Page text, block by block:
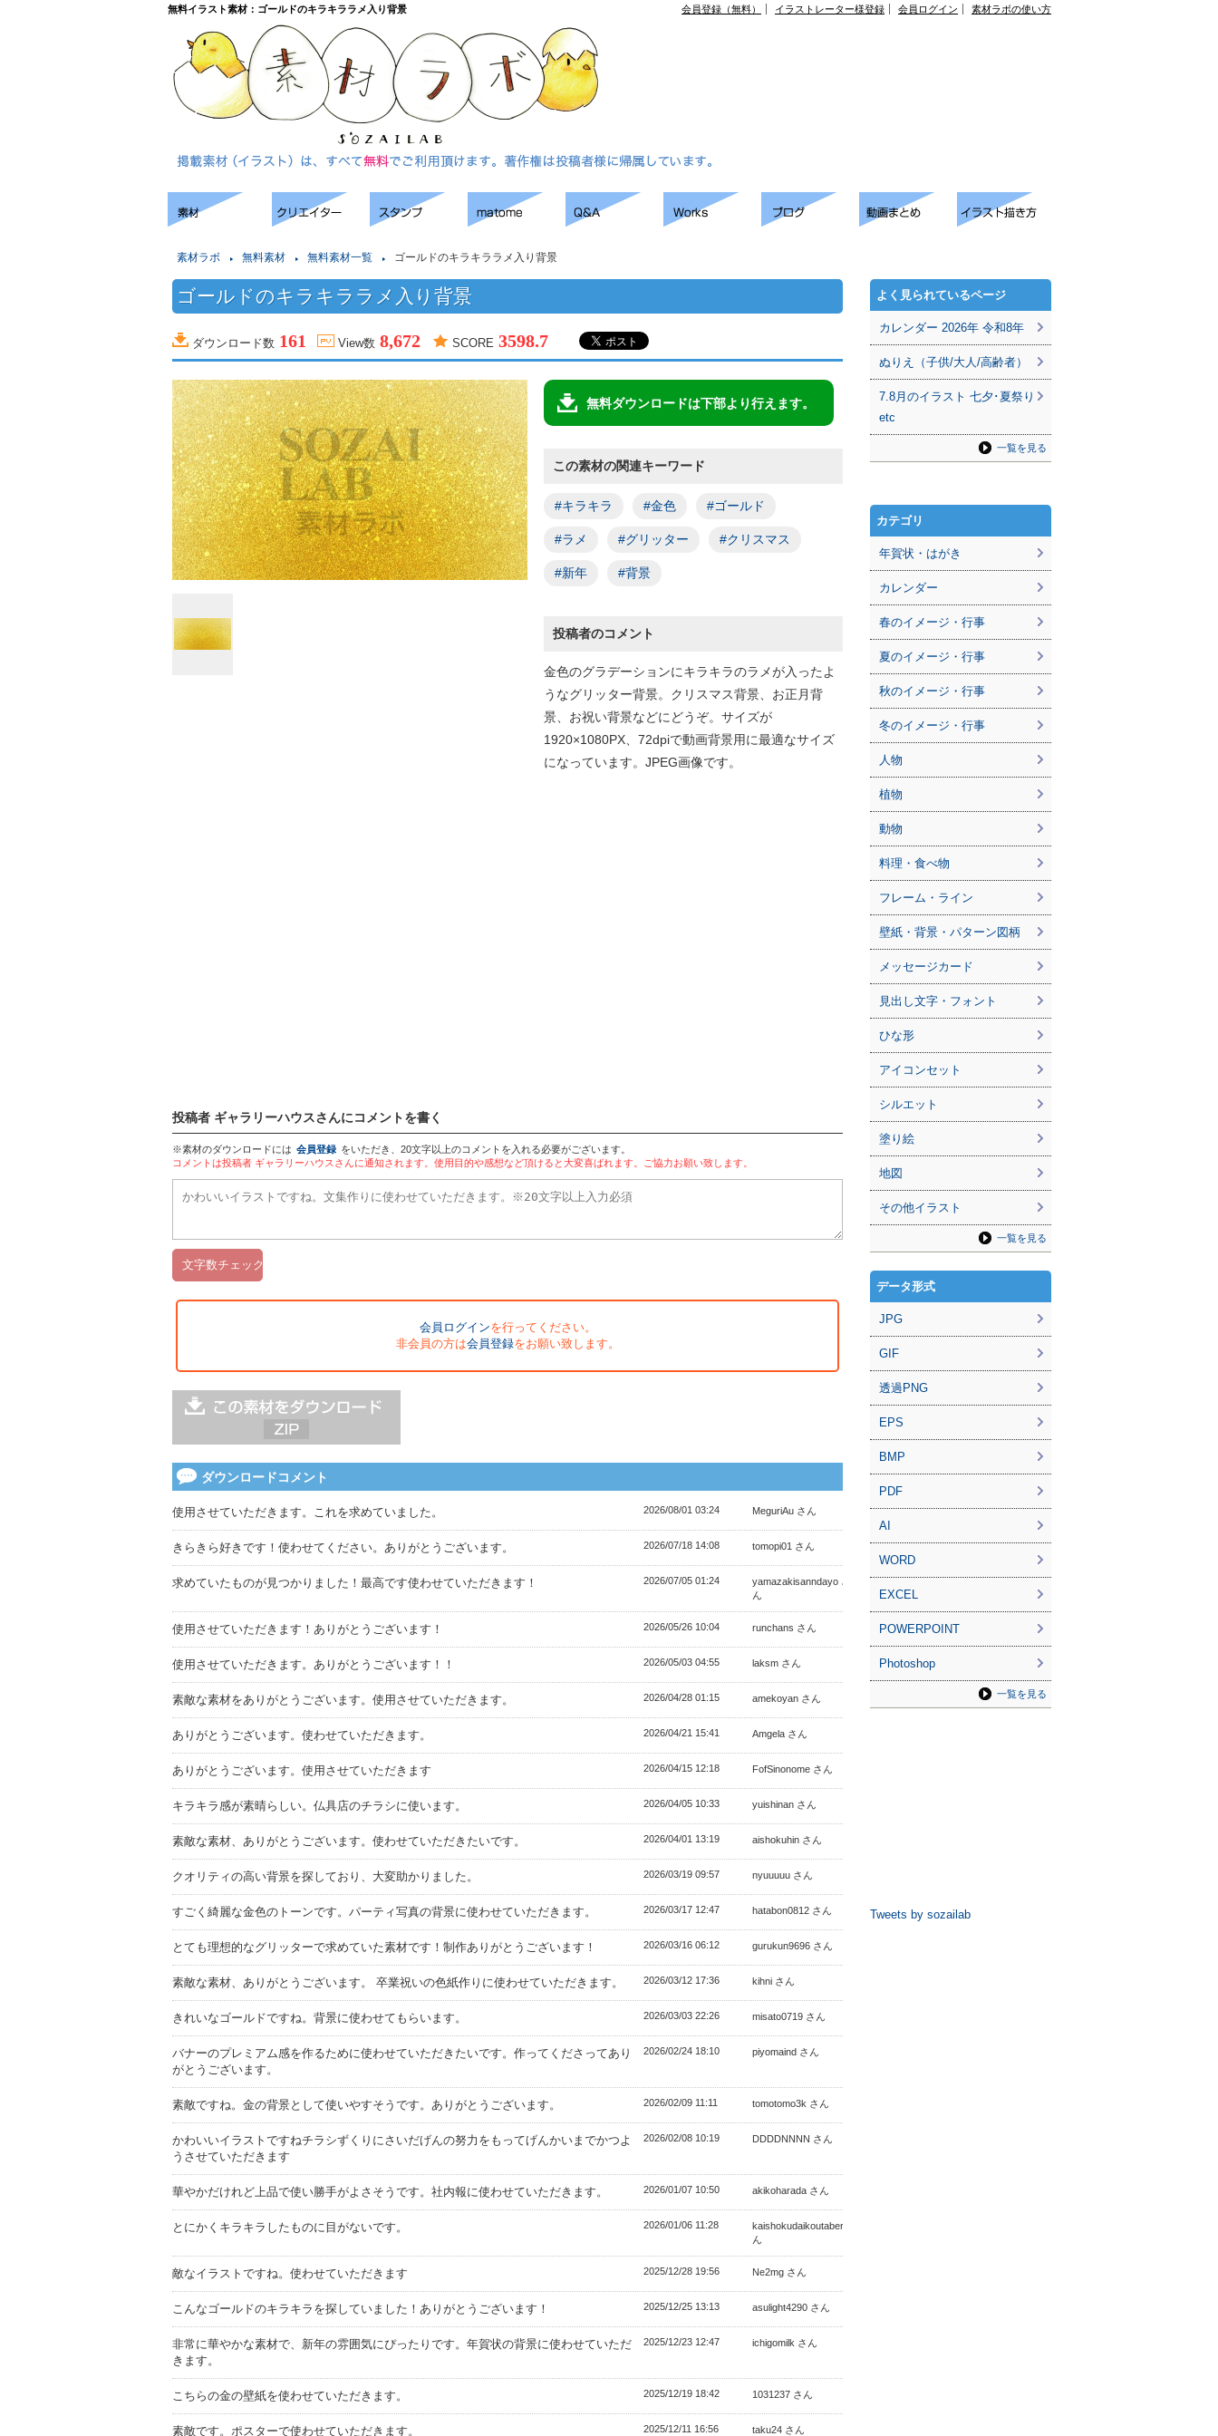
無料イラスト素材：ゴールドのキラキララメ入り背景 会員登録（無料） イラストレーター様登録 会員ログイン 素材ラボの使い方
素材ラボ 無料素材 無料素材一覧 ゴールドのキラキララメ入り背景
ゴールドのキラキララメ入り背景
ダウンロード数 161 View数 8,672 SCORE 3598.7
無料ダウンロードは下部より行えます。
この素材の関連キーワード
#キラキラ #金色 #ゴールド
#ラメ #グリッター #クリスマス
#新年 #背景
投稿者のコメント
金色のグラデーションにキラキラのラメが入ったよ
うなグリッター背景。クリスマス背景、お正月背
景、お祝い背景などにどうぞ。サイズが
1920×1080PX、72dpiで動画背景用に最適なサイズ
になっています。JPEG画像です。
投稿者 ギャラリーハウスさんにコメントを書く
※素材のダウンロードには 会員登録 をいただき、20文字以上のコメントを入れる必要がございます。
コメントは投稿者 ギャラリーハウスさんに通知されます。使用目的や感想など頂けると大変喜ばれます。ご協力お願い致します。
会員ログインを行ってください。
非会員の方は会員登録をお願い致します。
ダウンロードコメント
使用させていただきます。これを求めていました。 2026/08/01 03:24 MeguriAu さん
きらきら好きです！使わせてください。ありがとうございます。 2026/07/18 14:08 tomopi01 さん
求めていたものが見つかりました！最高です使わせていただきます！ 2026/07/05 01:24
yamazakisanndayo さ
ん
使用させていただきます！ありがとうございます！ 2026/05/26 10:04 runchans さん
使用させていただきます。ありがとうございます！！ 2026/05/03 04:55 laksm さん
素敵な素材をありがとうございます。使用させていただきます。 2026/04/28 01:15 amekoyan さん
ありがとうございます。使わせていただきます。 2026/04/21 15:41 Amgela さん
ありがとうございます。使用させていただきます 2026/04/15 12:18 FofSinonome さん
キラキラ感が素晴らしい。仏具店のチラシに使います。 2026/04/05 10:33 yuishinan さん
素敵な素材、ありがとうございます。使わせていただきたいです。 2026/04/01 13:19 aishokuhin さん
クオリティの高い背景を探しており、大変助かりました。 2026/03/19 09:57 nyuuuuu さん
すごく綺麗な金色のトーンです。パーティ写真の背景に使わせていただきます。 2026/03/17 12:47 hatabon0812 さん
とても理想的なグリッターで求めていた素材です！制作ありがとうございます！ 2026/03/16 06:12 gurukun9696 さん
素敵な素材、ありがとうございます。 卒業祝いの色紙作りに使わせていただきます。 2026/03/12 17:36 kihni さん
きれいなゴールドですね。背景に使わせてもらいます。 2026/03/03 22:26 misato0719 さん
バナーのプレミアム感を作るために使わせていただきたいです。作ってくださってあり
がとうございます。
2026/02/24 18:10 piyomaind さん
素敵ですね。金の背景として使いやすそうです。ありがとうございます。 2026/02/09 11:11 tomotomo3k さん
かわいいイラストですねチラシずくりにさいだげんの努力をもってげんかいまでかつよ
うさせていただきます
2026/02/08 10:19 DDDDNNNN さん
華やかだけれど上品で使い勝手がよさそうです。社内報に使わせていただきます。 2026/01/07 10:50 akikoharada さん
とにかくキラキラしたものに目がないです。 2026/01/06 11:28
kaishokudaikoutaberune さ
ん
敵なイラストですね。使わせていただきます 2025/12/28 19:56 Ne2mg さん
こんなゴールドのキラキラを探していました！ありがとうございます！ 2025/12/25 13:13 asulight4290 さん
非常に華やかな素材で、新年の雰囲気にぴったりです。年賀状の背景に使わせていただ
きます。
2025/12/23 12:47 ichigomilk さん
こちらの金の壁紙を使わせていただきます。 2025/12/19 18:42 1031237 さん
素敵です。ポスターで使わせていただきます。 2025/12/11 16:56 taku24 さん
よく見られているページ
カレンダー 2026年 令和8年
ぬりえ（子供/大人/高齢者）
7.8月のイラスト 七夕･夏祭り
etc
一覧を見る
カテゴリ
年賀状・はがき
カレンダー
春のイメージ・行事
夏のイメージ・行事
秋のイメージ・行事
冬のイメージ・行事
人物
植物
動物
料理・食べ物
フレーム・ライン
壁紙・背景・パターン図柄
メッセージカード
見出し文字・フォント
ひな形
アイコンセット
シルエット
塗り絵
地図
その他イラスト
一覧を見る
データ形式
JPG
GIF
透過PNG
EPS
BMP
PDF
AI
WORD
EXCEL
POWERPOINT
Photoshop
一覧を見る
Tweets by sozailab